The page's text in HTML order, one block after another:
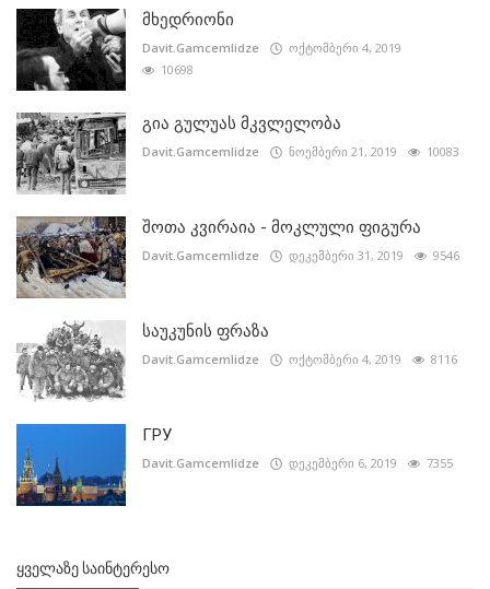
მხედრიონი
Davit.Gamcemlidze
ოქტომბერი 4, 2019
10698
გია გულუას მკვლელობა
Davit.Gamcemlidze ნოემბერი 21, 2019 10083
შოთა კვირაია - მოკლული ფიგურა
Davit.Gamcemlidze დეკემბერი 31, 2019 9546
საუკუნის ფრაზა
Davit.Gamcemlidze ოქტომბერი 4, 2019 8116
ГРУ
Davit.Gamcemlidze დეკემბერი 6, 2019 7355
ᲧᲕᲔᲚᲐᲖᲔ ᲡᲐᲘᲜᲢᲔᲠᲔᲡᲝ